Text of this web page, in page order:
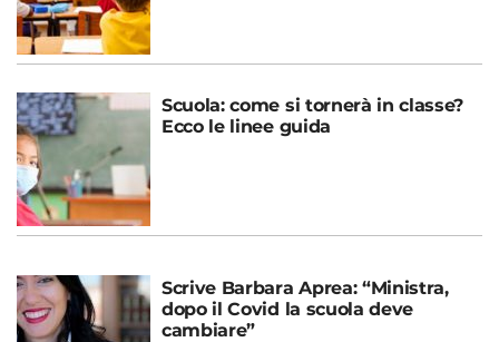
Scuola: come si tornerà in classe?
Ecco le linee guida
Scrive Barbara Aprea: “Ministra,
dopo il Covid la scuola deve
cambiare”